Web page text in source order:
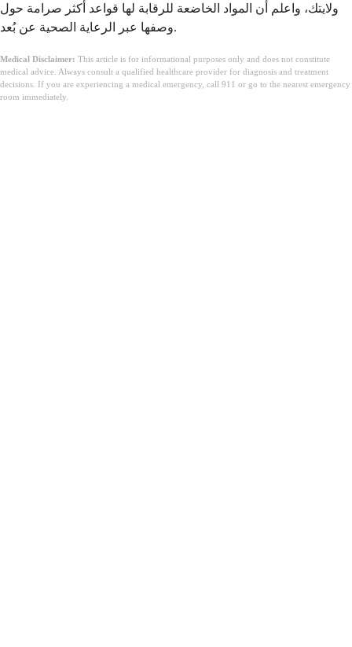
ولايتك، واعلم أن المواد الخاضعة للرقابة لها قواعد أكثر صرامة حول
وصفها عبر الرعاية الصحية عن بُعد.
Medical Disclaimer: This article is for informational purposes only and does not constitute
medical advice. Always consult a qualified healthcare provider for diagnosis and treatment
decisions. If you are experiencing a medical emergency, call 911 or go to the nearest emergency
room immediately.